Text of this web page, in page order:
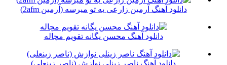
دانلود آهنگ آرمین زارعی به تو میرسه (آرمین 2afm)
دانلود آهنگ محسن یگانه تقویم مچاله
دانلود آهنگ ناصر زینلی نوازش (ناصر زینعلی)